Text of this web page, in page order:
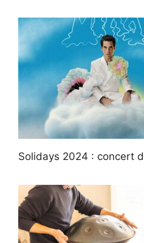
Solidays 2024 : concert